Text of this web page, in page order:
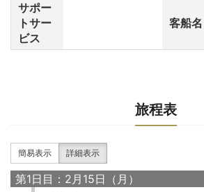
サポー
トサー
ビス
客船名
旅程表
簡易表示 詳細表示
第1日目：2月15日（月）